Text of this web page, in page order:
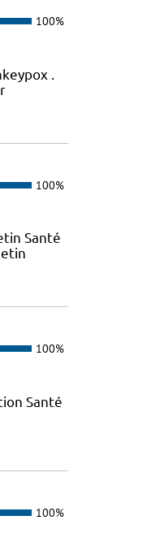
100%
.
100%
Santé
100%
Santé
100%